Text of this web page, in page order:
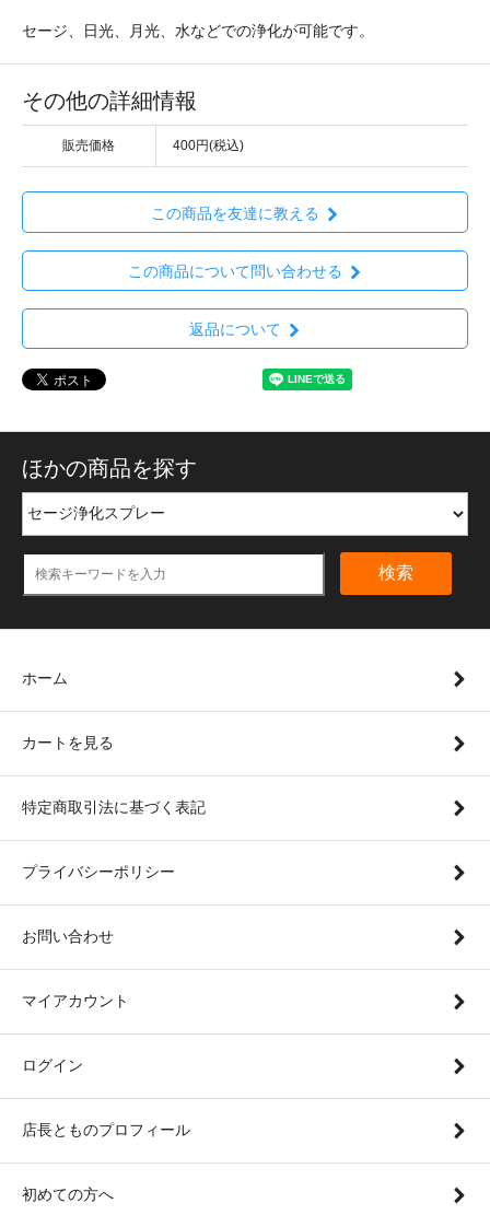
セージ、日光、月光、水などでの浄化が可能です。
その他の詳細情報
販売価格 400円(税込)
この商品を友達に教える
この商品について問い合わせる
返品について
ほかの商品を探す
検索
ホーム
カートを見る
特定商取引法に基づく表記
プライバシーポリシー
お問い合わせ
マイアカウント
ログイン
店長とものプロフィール
初めての方へ